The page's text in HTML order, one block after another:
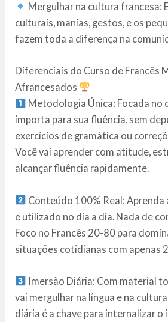
Mergulhar na cultura francesa:
culturais, manias, gestos, e os
fazem toda a diferença na
Diferenciais do Curso de Francês
Afrancesados
Metodologia Única: Focada no
importa para sua fluência, sem
exercícios de gramática ou
Você vai aprender com atitude,
alcançar fluência rapidamente.
Conteúdo 100% Real: Aprenda
e utilizado no dia a dia. Nada de
Foco no Francês 20-80 para
situações cotidianas com apenas
Imersão Diária: Com material
vai mergulhar na língua e na
diária é a chave para internalizar